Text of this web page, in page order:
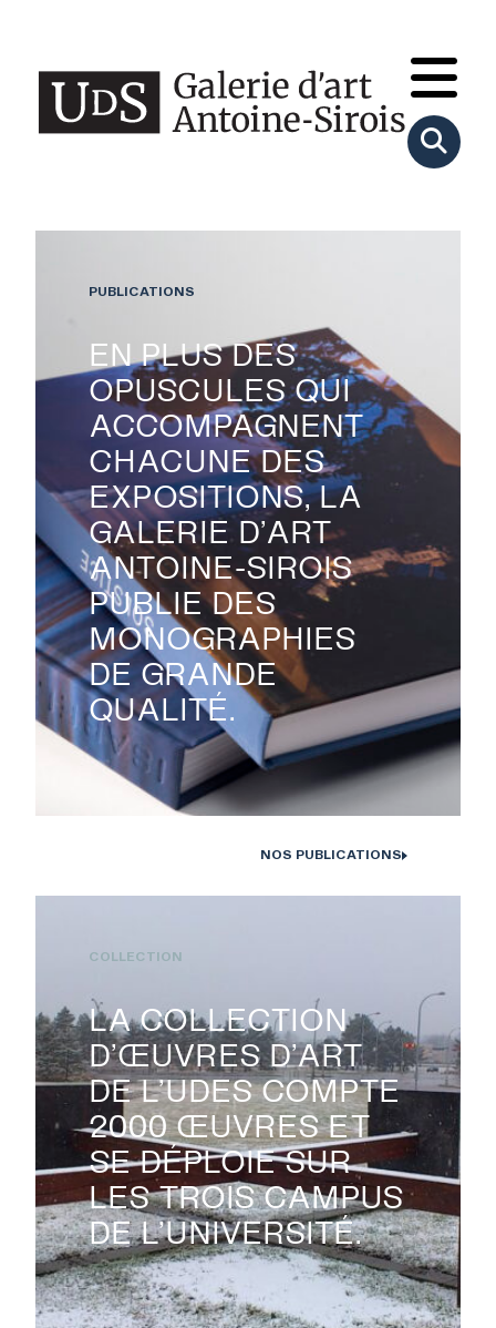

Monographies Solstice de Bertrand Carrière et Isabelle Hayeur.
EN PLUS DES
OPUSCULES QUI
ACCOMPAGNENT
CHACUNE DES
EXPOSITIONS, LA
GALERIE D’ART
ANTOINE-SIROIS
PUBLIE DES
MONOGRAPHIES
DE GRANDE
QUALITÉ.
PUBLICATIONS
NOS PUBLICATIONS
LA COLLECTION
D’ŒUVRES D’ART
DE L’UDES COMPTE
2000 ŒUVRES ET
SE DÉPLOIE SUR
LES TROIS CAMPUS
DE L’UNIVERSITÉ.
COLLECTION